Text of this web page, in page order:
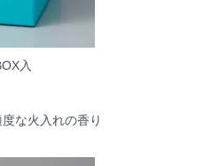
入
な火入れの香り